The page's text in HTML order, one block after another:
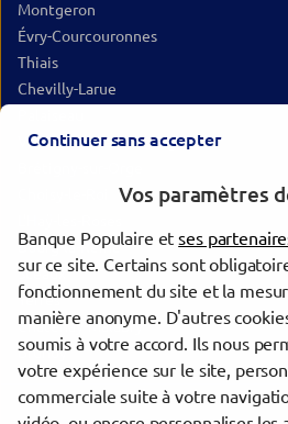
Montgeron
Évry-Courcouronnes
Thiais
Chevilly-Larue
Villeneuve-Saint-Georges
Bourg-la-Reine
Sceaux
Yerres
Châtenay-Malabry
Brunoy
Continuer sans accepter
Vos paramètres
Banque Populaire etses
sur ce site. Certains sont
fonctionnement du site et la
manière anonyme. D'autres
soumis à votre accord. Ils nous
votre expérience sur le site,
commerciale suite à votre